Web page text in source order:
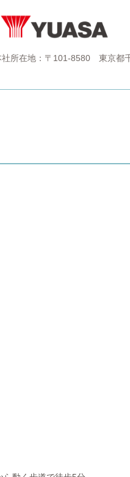
社所在地：〒101-8580 東京都